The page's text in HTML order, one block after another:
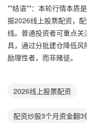
**结语**：本轮行情本质
振2026线上股票配资，
线。普通投资者可重点
具，通过分批建仓降低
励理性者，而非赌徒。
2026线上股票配资
配资炒股3个月资金翻